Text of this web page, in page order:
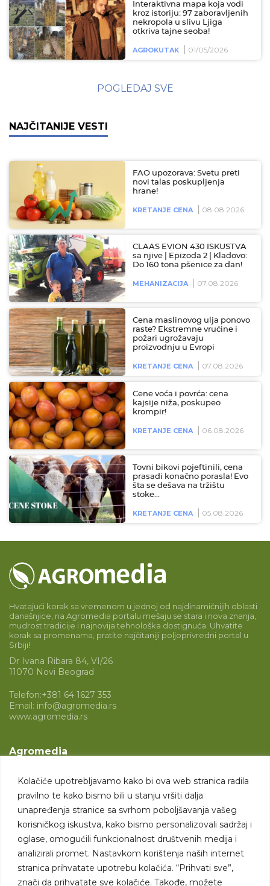
Kolačiće upotrebljavamo kako bi ova web stranica radila
pravilno te kako bismo bili u stanju vršiti dalja
unapređenja stranice sa svrhom poboljšavanja vašeg
korisničkog iskustva, kako bismo personalizovali sadržaj i
oglase, omogućili funkcionalnost društvenih medija i
analizirali promet. Nastavkom korištenja naših internet
stranica prihvatate upotrebu kolačića. “Prihvati sve”,
znači da prihvatate sve kolačiće. Takođe, možete
Interaktivna mapa koja vodi
kroz istoriju: 97 zaboravljenih
nekropola u slivu Ljiga
otkriva tajne seoba!
AGROKUTAK 01/05/2026
POGLEDAJ SVE
NAJČITANIJE VESTI
FAO upozorava: Svetu preti
novi talas poskupljenja
hrane!
KRETANJE CENA 08.08.2026
CLAAS EVION 430 ISKUSTVA
sa njive | Epizoda 2 | Kladovo:
Do 160 tona pšenice za dan!
MEHANIZACIJA 07.08.2026
Cena maslinovog ulja ponovo
raste? Ekstremne vrućine i
požari ugrožavaju
proizvodnju u Evropi
KRETANJE CENA 07.08.2026
Cene voća i povrća: cena
kajsije niža, poskupeo
krompir!
KRETANJE CENA 06.08.2026
Tovni bikovi pojeftinili, cena
prasadi konačno porasla! Evo
šta se dešava na tržištu
stoke…
KRETANJE CENA 05.08.2026
Hvatajući korak sa vremenom u jednoj od najdinamičnijih oblasti
današnjice, na Agromedia portalu mešaju se stara i nova znanja,
mudrost tradicije i najnovija tehnološka dostignuća. Uhvatite
korak sa promenama, pratite najčitaniji poljoprivredni portal u
Srbiji!
Dr Ivana Ribara 84, VI/26
11070 Novi Beograd
Telefon:+381 64 1627 353
Email: info@agromedia.rs
www.agromedia.rs
Agromedia
Svet poljoprivrede
Marketing usluge
Tražimo saradnike
Kontakt